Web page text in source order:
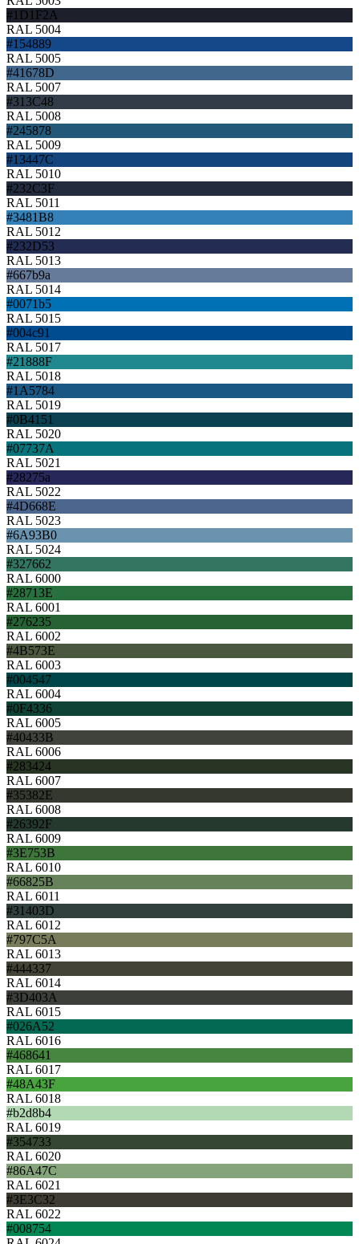
#1D1F2A
RAL 5004
#154889
RAL 5005
#41678D
RAL 5007
#313C48
RAL 5008
#245878
RAL 5009
#13447C
RAL 5010
#232C3F
RAL 5011
#3481B8
RAL 5012
#232D53
RAL 5013
#667b9a
RAL 5014
#0071b5
RAL 5015
#004c91
RAL 5017
#21888F
RAL 5018
#1A5784
RAL 5019
#0B4151
RAL 5020
#07737A
RAL 5021
#28275a
RAL 5022
#4D668E
RAL 5023
#6A93B0
RAL 5024
#327662
RAL 6000
#28713E
RAL 6001
#276235
RAL 6002
#4B573E
RAL 6003
#004547
RAL 6004
#0F4336
RAL 6005
#40433B
RAL 6006
#283424
RAL 6007
#35382E
RAL 6008
#26392F
RAL 6009
#3E753B
RAL 6010
#66825B
RAL 6011
#31403D
RAL 6012
#797C5A
RAL 6013
#444337
RAL 6014
#3D403A
RAL 6015
#026A52
RAL 6016
#468641
RAL 6017
#48A43F
RAL 6018
#b2d8b4
RAL 6019
#354733
RAL 6020
#86A47C
RAL 6021
#3E3C32
RAL 6022
#008754